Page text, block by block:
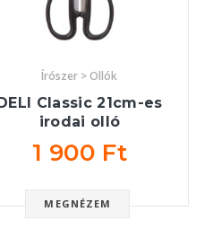
Írószer > Ollók
Classic 21cm-es
irodai olló
1 900 Ft
MEGNÉZEM